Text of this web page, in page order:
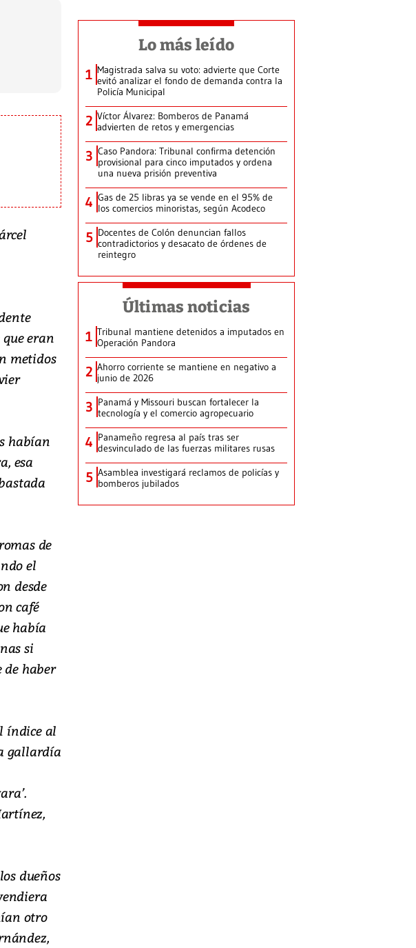
eran
metidos
habían
esa
de
el
desde
café
había
si
de haber
índice al
gallardía
dueños
otro
Lo más leído
1 Magistrada salva su voto: advierte que Corte
evitó analizar el fondo de demanda contra la
Policía Municipal
2 Víctor Álvarez: Bomberos de Panamá
advierten de retos y emergencias
3 Caso Pandora: Tribunal confirma detención
provisional para cinco imputados y ordena
una nueva prisión preventiva
4 Gas de 25 libras ya se vende en el 95% de
los comercios minoristas, según Acodeco
5 Docentes de Colón denuncian fallos
contradictorios y desacato de órdenes de
reintegro
Últimas noticias
1 Tribunal mantiene detenidos a imputados en
Operación Pandora
2 Ahorro corriente se mantiene en negativo a
junio de 2026
3 Panamá y Missouri buscan fortalecer la
tecnología y el comercio agropecuario
4 Panameño regresa al país tras ser
desvinculado de las fuerzas militares rusas
5 Asamblea investigará reclamos de policías y
bomberos jubilados